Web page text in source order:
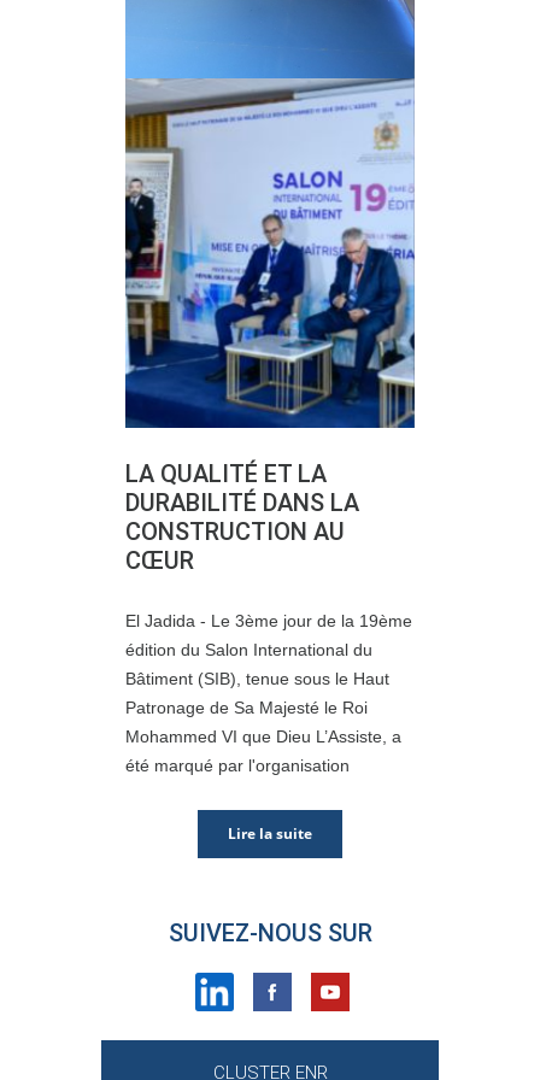
LA QUALITÉ ET LA
DURABILITÉ DANS LA
CONSTRUCTION AU
CŒUR
El Jadida - Le 3ème jour de la 19ème
édition du Salon International du
Bâtiment (SIB), tenue sous le Haut
Patronage de Sa Majesté le Roi
Mohammed VI que Dieu L’Assiste, a
été marqué par l'organisation
Lire la suite
SUIVEZ-NOUS SUR
CLUSTER ENR